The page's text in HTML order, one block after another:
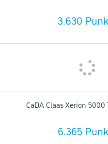
3.630
CaDA Claas Xerion 5000
6.365